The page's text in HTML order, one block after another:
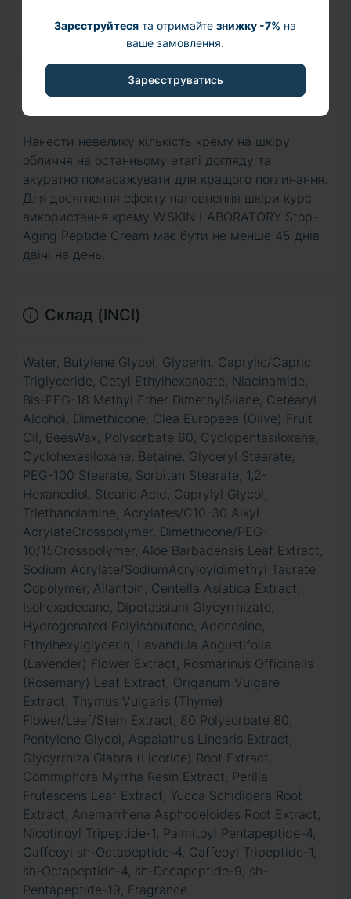
Зарєструйтеся та отримайтезнижку -7% на
ваше замовлення.
Зареєструватись
Спосіб використання
Нанести невелику кількість крему на шкіру
обличчя на останньому етапі догляду та
акуратно помасажувати для кращого поглинання.
Для досягнення ефекту наповнення шкіри курс
використання крему W.SKIN LABORATORY Stop-
Aging Peptide Cream має бути не менше 45 днів
двічі на день.
Склад (INCI)
Water, Butylene Glycol, Glycerin, Caprylic/Capric
Triglyceride, Cetyl Ethylhexanoate, Niacinamide,
Bis-PEG-18 Methyl Ether DimethylSilane, Cetearyl
Alcohol, Dimethicone, Olea Europaea (Olive) Fruit
Oil, BeesWax, Polysorbate 60, Cyclopentasiloxane,
Cyclohexasiloxane, Betaine, Glyceryl Stearate,
PEG-100 Stearate, Sorbitan Stearate, 1,2-
Hexanediol, Stearic Acid, Caprylyl Glycol,
Triethanolamine, Acrylates/C10-30 Alkyl
AcrylateCrosspolymer, Dimethicone/PEG-
10/15Crosspolymer, Aloe Barbadensis Leaf Extract,
Sodium Acrylate/SodiumAcryloyldimethyl Taurate
Copolymer, Allantoin, Centella Asiatica Extract,
Isohexadecane, Dipotassium Glycyrrhizate,
Hydrogenated Polyisobutene, Adenosine,
Ethylhexylglycerin, Lavandula Angustifolia
(Lavender) Flower Extract, Rosmarinus Officinalis
(Rosemary) Leaf Extract, Origanum Vulgare
Extract, Thymus Vulgaris (Thyme)
Flower/Leaf/Stem Extract, 80 Polysorbate 80,
Pentylene Glycol, Aspalathus Linearis Extract,
Glycyrrhiza Glabra (Licorice) Root Extract,
Commiphora Myrrha Resin Extract, Perilla
Frutescens Leaf Extract, Yucca Schidigera Root
Extract, Anemarrhena Asphodeloides Root Extract,
Nicotinoyl Tripeptide-1, Palmitoyl Pentapeptide-4,
Caffeoyl sh-Octapeptide-4, Caffeoyl Tripeptide-1,
sh-Octapeptide-4, sh-Decapeptide-9, sh-
Pentapeptide-19, Fragrance